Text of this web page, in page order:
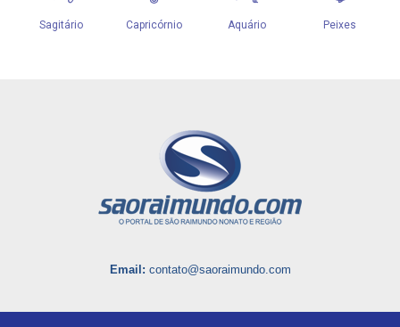
Email: contato@saoraimundo.com